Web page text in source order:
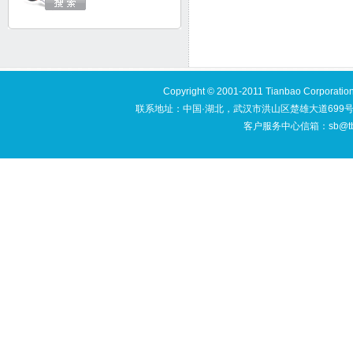
Copyright © 2001-2011 Tianbao
联系地址：中国·湖北，武汉市洪山区楚雄大道
客户服务中心信箱：